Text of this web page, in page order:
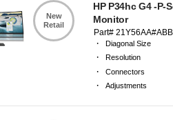
New
Retail
HP P34hc G4 -P-
Monitor
Part# 21Y56AA#ABB
· Diagonal Size
· Resolution
· Connectors
· Adjustments